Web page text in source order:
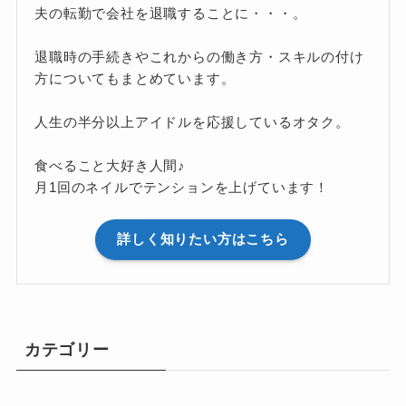
夫の転勤で会社を退職することに・・・。
退職時の手続きやこれからの働き方・スキルの付け
方についてもまとめています。
人生の半分以上アイドルを応援しているオタク。
食べること大好き人間♪
月1回のネイルでテンションを上げています！
詳しく知りたい方はこちら
カテゴリー